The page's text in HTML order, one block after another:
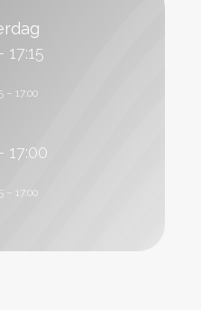
17:15
17:00
17:00
17:00